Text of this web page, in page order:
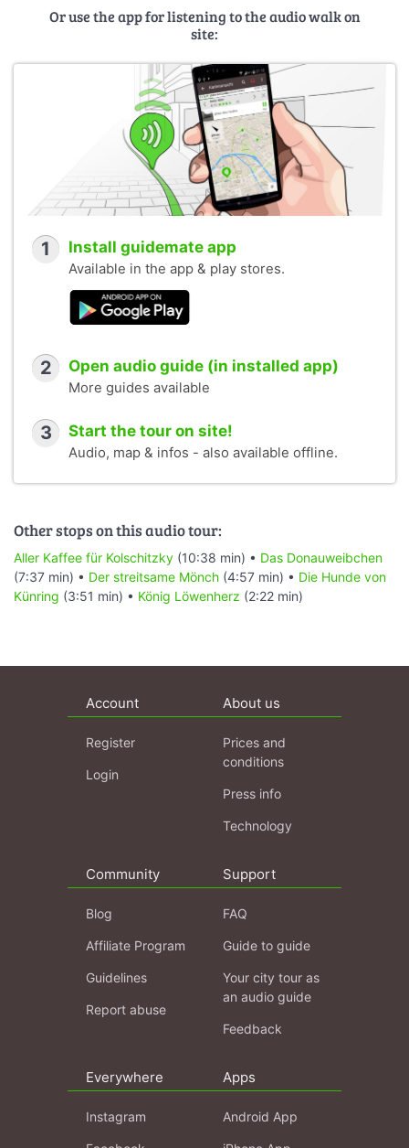
Or use the app for listening to the audio walk on
site:
1 Install guidemate app
Available in the app & play stores.
2 Open audio guide (in installed app)
More guides available
3 Start the tour on site!
Audio, map & infos - also available offline.
Other stops on this audio tour:
Aller Kaffee für Kolschitzky (10:38 min) • Das Donauweibchen
(7:37 min) • Der streitsame Mönch (4:57 min) • Die Hunde von
Künring (3:51 min) • König Löwenherz (2:22 min)
Account
Register
Login
About us
Prices and
conditions
Press info
Technology
Community
Blog
Affiliate Program
Guidelines
Report abuse
Support
FAQ
Guide to guide
Your city tour as
an audio guide
Feedback
Everywhere
Instagram
Apps
Android App